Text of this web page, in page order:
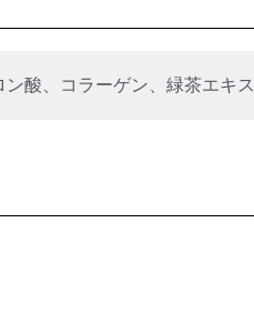
酸、コラーゲン、緑茶エキス